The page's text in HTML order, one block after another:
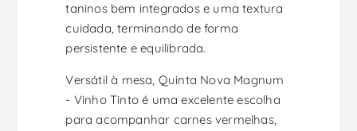
taninos bem integrados e uma textura
cuidada, terminando de forma
persistente e equilibrada.
Versátil à mesa, Quinta Nova Magnum
- Vinho Tinto é uma excelente escolha
para acompanhar carnes vermelhas,